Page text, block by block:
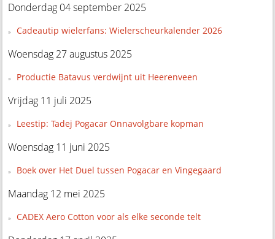
Donderdag 04 september 2025
Cadeautip wielerfans: Wielerscheurkalender 2026
Woensdag 27 augustus 2025
Productie Batavus verdwijnt uit Heerenveen
Vrijdag 11 juli 2025
Leestip: Tadej Pogacar Onnavolgbare kopman
Woensdag 11 juni 2025
Boek over Het Duel tussen Pogacar en Vingegaard
Maandag 12 mei 2025
CADEX Aero Cotton voor als elke seconde telt